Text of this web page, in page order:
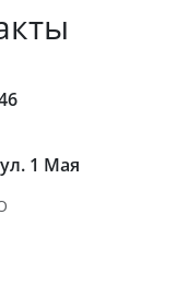
1 Мая